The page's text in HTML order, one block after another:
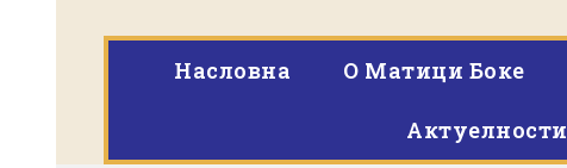
Насловна O Матици Боке
Актуелности